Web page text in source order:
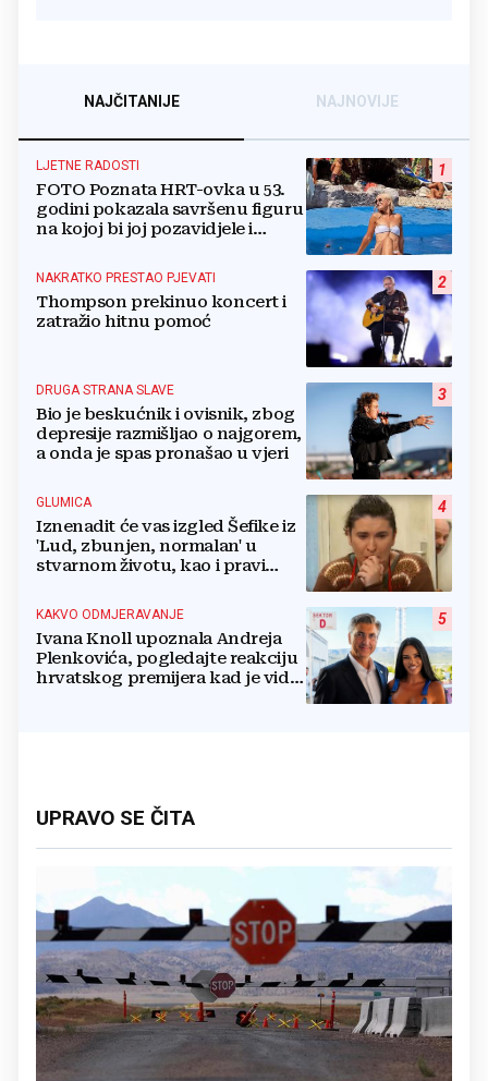
NAJČITANIJE NAJNOVIJE
1
LJETNE RADOSTI
FOTO Poznata HRT-ovka u 53.
godini pokazala savršenu figuru
na kojoj bi joj pozavidjele i
2
NAKRATKO PRESTAO PJEVATI
Thompson prekinuo koncert i
zatražio hitnu pomoć
3
DRUGA STRANA SLAVE
Bio je beskućnik i ovisnik, zbog
depresije razmišljao o najgorem,
a onda je spas pronašao u vjeri
4
GLUMICA
Iznenadit će vas izgled Šefike iz
'Lud, zbunjen, normalan' u
stvarnom životu, kao i pravi
5
KAKVO ODMJERAVANJE
Ivana Knoll upoznala Andreja
Plenkovića, pogledajte reakciju
hrvatskog premijera kad je vidio
UPRAVO SE ČITA